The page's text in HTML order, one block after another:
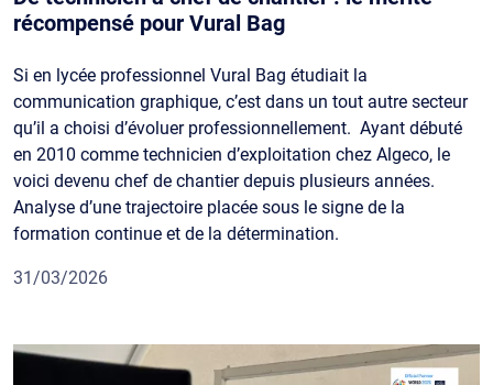
récompensé pour Vural Bag
Si en lycée professionnel Vural Bag étudiait la
communication graphique, c’est dans un tout autre secteur
qu’il a choisi d’évoluer professionnellement. Ayant débuté
en 2010 comme technicien d’exploitation chez Algeco, le
voici devenu chef de chantier depuis plusieurs années.
Analyse d’une trajectoire placée sous le signe de la
formation continue et de la détermination.
31/03/2026